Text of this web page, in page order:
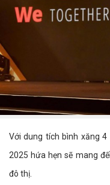
Với dung tích bình xăng
2025 hứa hẹn sẽ mang
đô thị.